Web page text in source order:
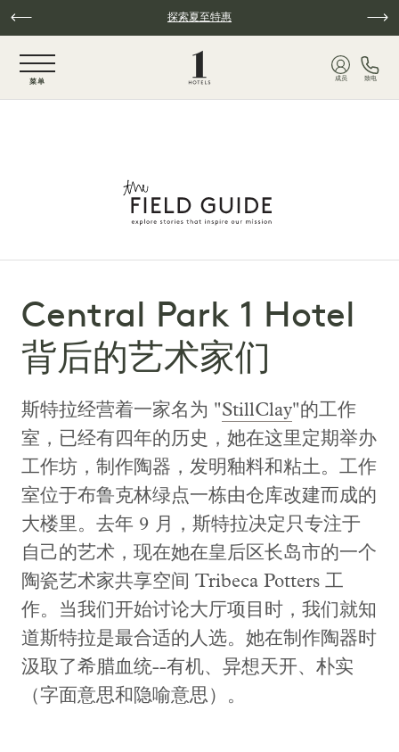
跳至主要内容 探索夏至特惠
菜单
成员 致电
Central Park 1 Hotel
背后的艺术家们
斯特拉经营着一家名为 "StillClay"的工作
室，已经有四年的历史，她在这里定期举办
工作坊，制作陶器，发明釉料和粘土。工作
室位于布鲁克林绿点一栋由仓库改建而成的
大楼里。去年 9 月，斯特拉决定只专注于
自己的艺术，现在她在皇后区长岛市的一个
陶瓷艺术家共享空间 Tribeca Potters 工
作。当我们开始讨论大厅项目时，我们就知
道斯特拉是最合适的人选。她在制作陶器时
汲取了希腊血统--有机、异想天开、朴实
（字面意思和隐喻意思）。